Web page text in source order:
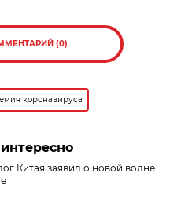
(0)
коронавируса
Китая заявил о новой волне